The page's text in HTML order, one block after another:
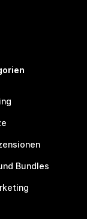
Bundles